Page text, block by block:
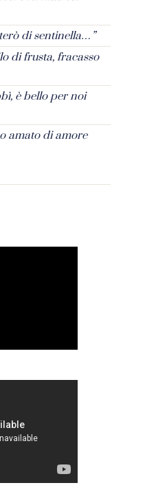
di sentinella…”
di frusta, fracasso
è bello per noi
amato di amore